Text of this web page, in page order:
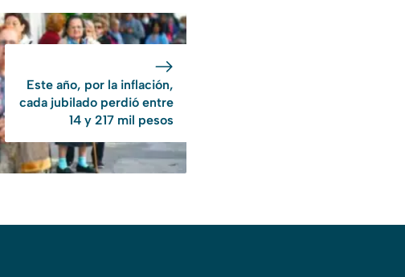
Este año, por la inflación,
cada jubilado perdió entre
14 y 217 mil pesos